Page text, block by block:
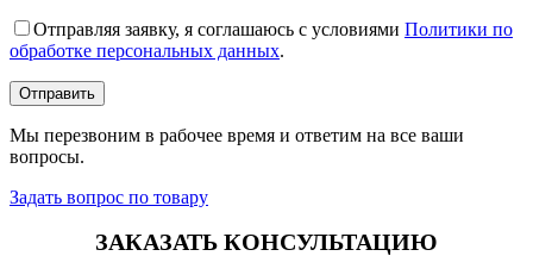
Отправляя заявку, я соглашаюсь с условиями Политики по
обработке персональных данных.
Мы перезвоним в рабочее время и ответим на все ваши
вопросы.
Задать вопрос по товару
ЗАКАЗАТЬ КОНСУЛЬТАЦИЮ